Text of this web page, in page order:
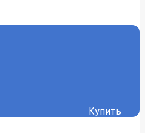
Купить